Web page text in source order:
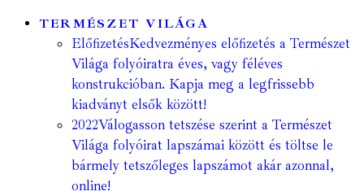
TERMÉSZET VILÁGA
ElőfizetésKedvezményes előfizetés a Természet
Világa folyóiratra éves, vagy féléves
konstrukcióban. Kapja meg a legfrissebb
kiadványt elsők között!
2022Válogasson tetszése szerint a Természet
Világa folyóirat lapszámai között és töltse le
bármely tetszőleges lapszámot akár azonnal,
online!